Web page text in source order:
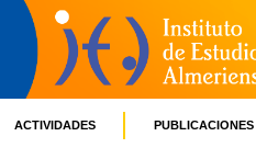
ACTIVIDADES PUBLICACIONES